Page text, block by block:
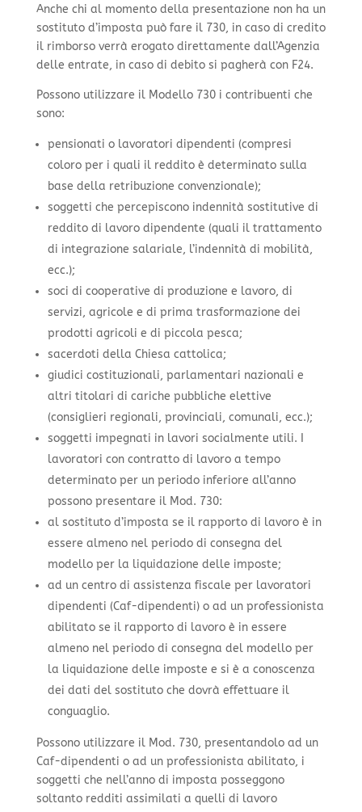
Anche chi al momento della presentazione non ha un
sostituto d’imposta può fare il 730, in caso di credito
il rimborso verrà erogato direttamente dall’Agenzia
delle entrate, in caso di debito si pagherà con F24.
Possono utilizzare il Modello 730 i contribuenti che
sono:
pensionati o lavoratori dipendenti (compresi
coloro per i quali il reddito è determinato sulla
base della retribuzione convenzionale);
soggetti che percepiscono indennità sostitutive di
reddito di lavoro dipendente (quali il trattamento
di integrazione salariale, l’indennità di mobilità,
ecc.);
soci di cooperative di produzione e lavoro, di
servizi, agricole e di prima trasformazione dei
prodotti agricoli e di piccola pesca;
sacerdoti della Chiesa cattolica;
giudici costituzionali, parlamentari nazionali e
altri titolari di cariche pubbliche elettive
(consiglieri regionali, provinciali, comunali, ecc.);
soggetti impegnati in lavori socialmente utili. I
lavoratori con contratto di lavoro a tempo
determinato per un periodo inferiore all’anno
possono presentare il Mod. 730:
al sostituto d’imposta se il rapporto di lavoro è in
essere almeno nel periodo di consegna del
modello per la liquidazione delle imposte;
ad un centro di assistenza fiscale per lavoratori
dipendenti (Caf-dipendenti) o ad un professionista
abilitato se il rapporto di lavoro è in essere
almeno nel periodo di consegna del modello per
la liquidazione delle imposte e si è a conoscenza
dei dati del sostituto che dovrà effettuare il
conguaglio.
Possono utilizzare il Mod. 730, presentandolo ad un
Caf-dipendenti o ad un professionista abilitato, i
soggetti che nell’anno di imposta posseggono
soltanto redditi assimilati a quelli di lavoro